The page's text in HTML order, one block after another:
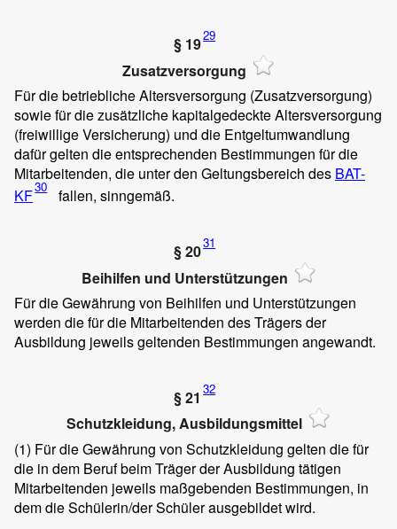
§ 1929
Zusatzversorgung
Für die betriebliche Altersversorgung (Zusatzversorgung)
sowie für die zusätzliche kapitalgedeckte Altersversorgung
(freiwillige Versicherung) und die Entgeltumwandlung
dafür gelten die entsprechenden Bestimmungen für die
Mitarbeitenden, die unter den Geltungsbereich des BAT-
KF30 fallen, sinngemäß.
§ 2031
Beihilfen und Unterstützungen
Für die Gewährung von Beihilfen und Unterstützungen
werden die für die Mitarbeitenden des Trägers der
Ausbildung jeweils geltenden Bestimmungen angewandt.
§ 21 32
Schutzkleidung, Ausbildungsmittel
(1) Für die Gewährung von Schutzkleidung gelten die für
die in dem Beruf beim Träger der Ausbildung tätigen
Mitarbeitenden jeweils maßgebenden Bestimmungen, in
dem die Schülerin/der Schüler ausgebildet wird.